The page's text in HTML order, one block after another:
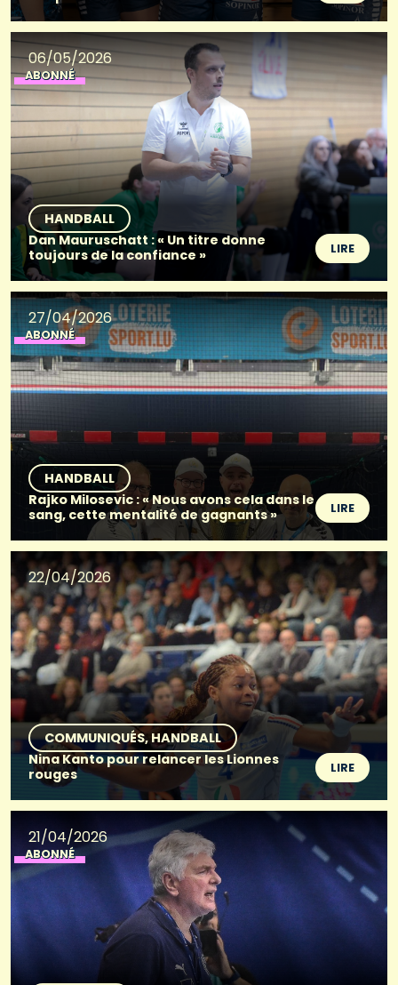
06/05/2026
ABONNÉ
HANDBALL
Dan Mauruschatt : « Un titre donne
toujours de la confiance »
LIRE
27/04/2026
ABONNÉ
HANDBALL
Rajko Milosevic : « Nous avons cela dans le
sang, cette mentalité de gagnants »
LIRE
22/04/2026
COMMUNIQUÉS HANDBALL
Nina Kanto pour relancer les Lionnes
rouges
LIRE
21/04/2026
ABONNÉ